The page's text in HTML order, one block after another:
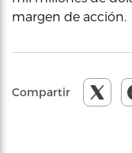
margen de acción.
Compartir